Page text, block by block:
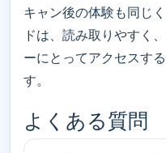
キャン後の体験も同じ
ドは、読み取りやすく
ーにとってアクセスす
す。
よくある質問